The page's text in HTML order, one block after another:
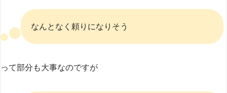
なんとなく頼りになりそう
って部分も大事なのですが